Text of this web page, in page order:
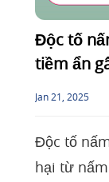
Độc tố
tiềm ẩn
Jan 21, 2025
Độc tố
hại từ